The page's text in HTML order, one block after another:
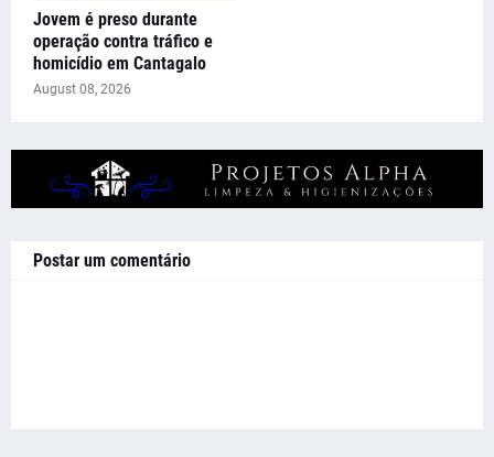
Jovem é preso durante
operação contra tráfico e
homicídio em Cantagalo
August 08, 2026
Postar um comentário